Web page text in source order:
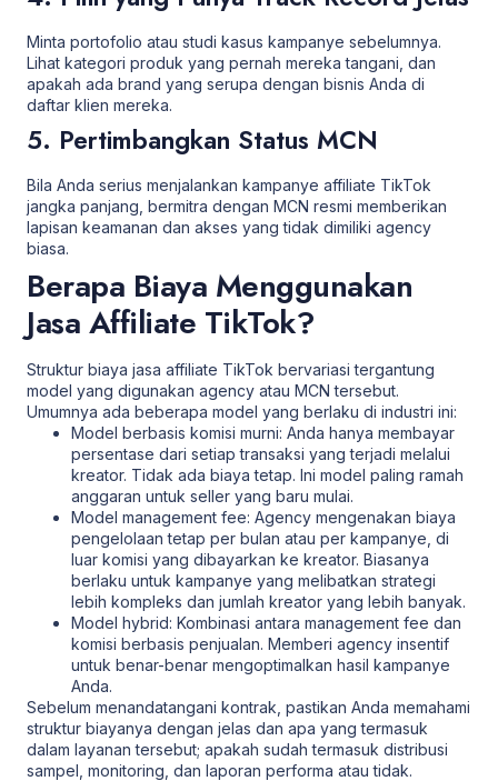
Minta portofolio atau studi kasus kampanye sebelumnya.
Lihat kategori produk yang pernah mereka tangani, dan
apakah ada brand yang serupa dengan bisnis Anda di
daftar klien mereka.
5. Pertimbangkan Status MCN
Bila Anda serius menjalankan kampanye affiliate TikTok
jangka panjang, bermitra dengan MCN resmi memberikan
lapisan keamanan dan akses yang tidak dimiliki agency
biasa.
Berapa Biaya Menggunakan
Jasa Affiliate TikTok?
Struktur biaya jasa affiliate TikTok bervariasi tergantung
model yang digunakan agency atau MCN tersebut.
Umumnya ada beberapa model yang berlaku di industri ini:
Model berbasis komisi murni: Anda hanya membayar
persentase dari setiap transaksi yang terjadi melalui
kreator. Tidak ada biaya tetap. Ini model paling ramah
anggaran untuk seller yang baru mulai.
Model management fee: Agency mengenakan biaya
pengelolaan tetap per bulan atau per kampanye, di
luar komisi yang dibayarkan ke kreator. Biasanya
berlaku untuk kampanye yang melibatkan strategi
lebih kompleks dan jumlah kreator yang lebih banyak.
Model hybrid: Kombinasi antara management fee dan
komisi berbasis penjualan. Memberi agency insentif
untuk benar-benar mengoptimalkan hasil kampanye
Anda.
Sebelum menandatangani kontrak, pastikan Anda memahami
struktur biayanya dengan jelas dan apa yang termasuk
dalam layanan tersebut; apakah sudah termasuk distribusi
sampel, monitoring, dan laporan performa atau tidak.